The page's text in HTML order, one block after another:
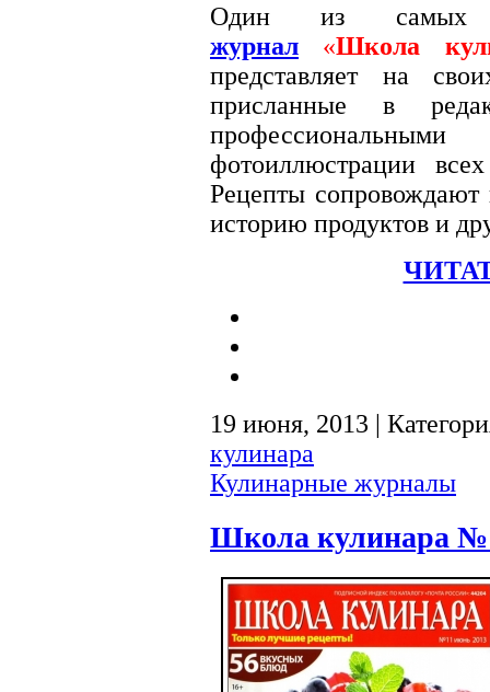
Один из самых
журнал
«Школа
представляет на
присланные в
фотоиллюстрации
Рецепты сопровождают
историю продуктов и
19 июня, 2013 |
кулинара
Кулинарные журналы
Школа кулинара